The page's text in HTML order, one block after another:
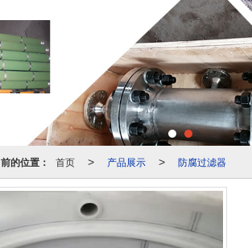
的位置： 首页 > 产品展示 > 防腐过滤器